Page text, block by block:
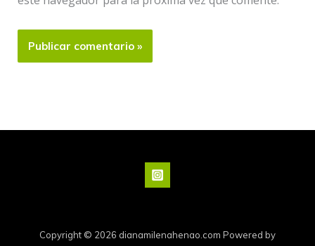
Copyright © 2026 dianamilenahenao.com Powered by